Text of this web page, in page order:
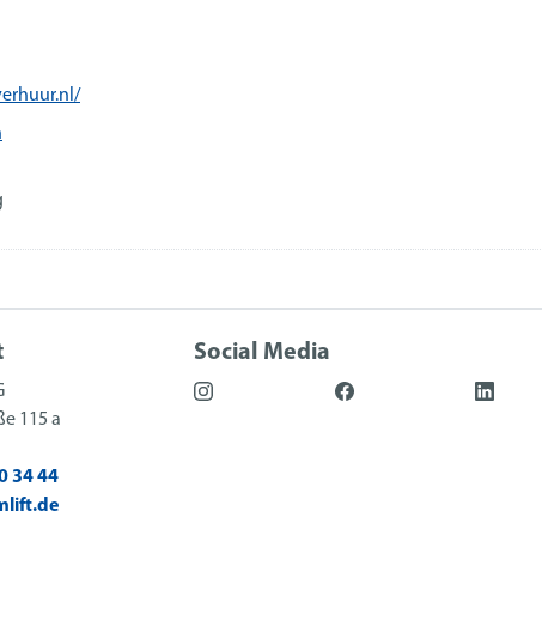
115 a
34 44
Social Media